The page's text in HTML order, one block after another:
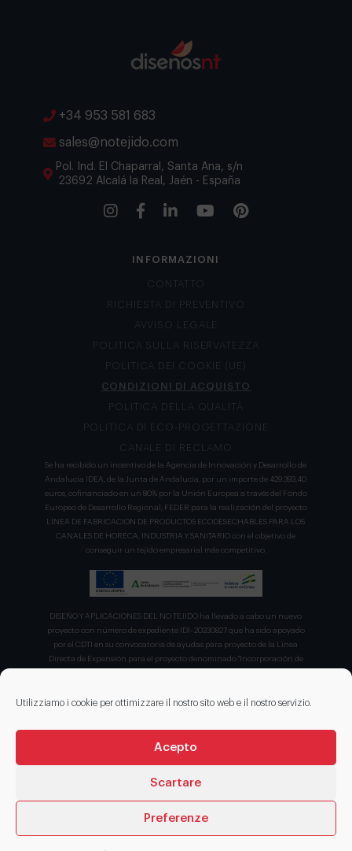
Utilizziamo i cookie per ottimizzare il nostro sito web e il nostro servizio.
Acepto
Scartare
Preferenze
+34 953 581 683
sales@notejido.com
Pol. Ind. El Chaparral, Santa Ana, s/n
23692 Alcalá la Real, Jaén - España
INFORMAZIONI
CONTATTO
RICHIESTA DI PREVENTIVO
AVVISO LEGALE
POLITICA SULLA RISERVATEZZA
POLITICA DEI COOKIE (UE)
CONDIZIONI DI ACQUISTO
POLITICA DELLA QUALITÀ
POLITICA DI ECO-PROGETTAZIONE
CANALE DI RECLAMO
Se ha recibido un incentivo de la Agencia de Innovación y Desarrollo de
Andalucía IDEA, de la Junta de Andalucía, por un importe de 429.393,40
euros, cofinanciado en un 80% por la Unión Europea a través del Fondo
Europeo de Desarrollo Regional, FEDER para la realización del proyecto
LÍNEA DE FABRICACION DE PRODUCTOS ECODESECHABLES PARA LOS
CANALES DE HORECA, INDUSTRIA Y SANITARIO con el objetivo de
conseguir un tejido empresarial más competitivo.
DISEÑO Y APLICACIONES DEL NO TEJIDO ha llevado a cabo un nuevo
proyecto con número de expediente IDI- 20230827 que ha sido apoyado
por el CDTI en su convocatoria de ayudas para proyecto de la Línea
Directa de Expansión para el proyecto denominado "Incorporación de
recibiendo en concepto de ayuda parcialmente reembolsable un 75%